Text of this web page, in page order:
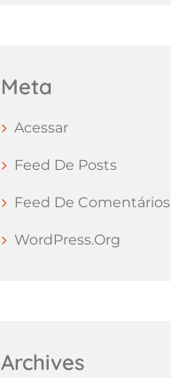
Meta
Acessar
Feed De Posts
Feed De Comentários
WordPress.org
Archives